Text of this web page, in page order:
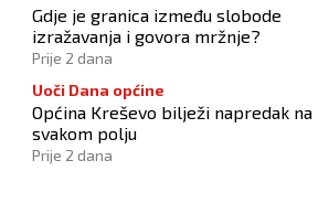
Gdje je granica između slobode
izražavanja i govora mržnje?
Prije 2 dana
Uoči Dana općine
Općina Kreševo bilježi napredak na
svakom polju
Prije 2 dana